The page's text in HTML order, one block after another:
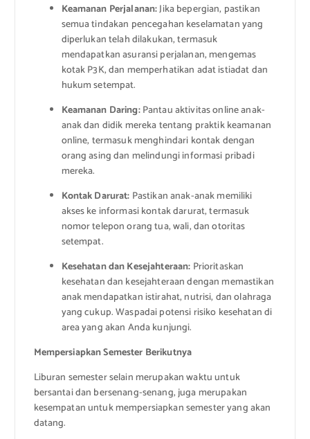
Keamanan Perjalanan:Jika bepergian, pastikan
semua tindakan pencegahan keselamatan yang
diperlukan telah dilakukan, termasuk
mendapatkan asuransi perjalanan, mengemas
kotak P3K, dan memperhatikan adat istiadat dan
hukum setempat.
Keamanan Daring:Pantau aktivitas online anak-
anak dan didik mereka tentang praktik keamanan
online, termasuk menghindari kontak dengan
orang asing dan melindungi informasi pribadi
mereka.
Kontak Darurat: Pastikan anak-anak memiliki
akses ke informasi kontak darurat, termasuk
nomor telepon orang tua, wali, dan otoritas
setempat.
Kesehatan dan Kesejahteraan: Prioritaskan
kesehatan dan kesejahteraan dengan memastikan
anak mendapatkan istirahat, nutrisi, dan olahraga
yang cukup. Waspadai potensi risiko kesehatan di
area yang akan Anda kunjungi.
Mempersiapkan Semester Berikutnya
Liburan semester selain merupakan waktu untuk
bersantai dan bersenang-senang, juga merupakan
kesempatan untuk mempersiapkan semester yang akan
datang.